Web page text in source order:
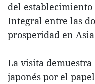
del establecimiento
Integral entre las
prosperidad en
La visita
japonés por el